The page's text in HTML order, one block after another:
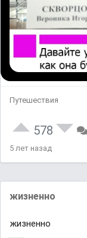
Путешествия
578
5 лет назад
жизненно
жизненно